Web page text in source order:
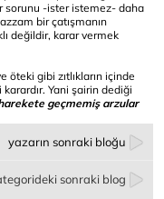
sorunu -ister istemez- daha
bir çatışmanın
değildir, karar vermek
gibi zıtlıkların içinde
Yani şairin dediği
geçmemiş arzular
yazarın sonraki bloğu
sonraki blog